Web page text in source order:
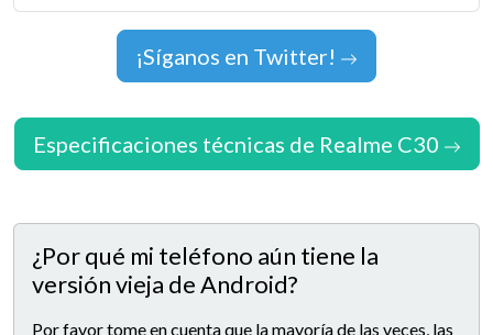
¡Síganos en Twitter!
Especificaciones técnicas de Realme C30
¿Por qué mi teléfono aún tiene la
versión vieja de Android?
Por favor tome en cuenta que la mayoría de las veces, las